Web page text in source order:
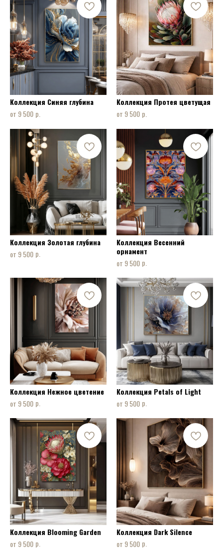
Коллекция Синяя глубина
9 500 р.
Коллекция Протея цветущая
9 500 р.
Коллекция Золотая глубина
9 500 р.
Коллекция Весенний
орнамент
9 500 р.
Коллекция Нежное цветение
9 500 р.
Коллекция Petals of Light
9 500 р.
Коллекция Blooming Garden
9 500 р.
Коллекция Dark Silence
9 500 р.